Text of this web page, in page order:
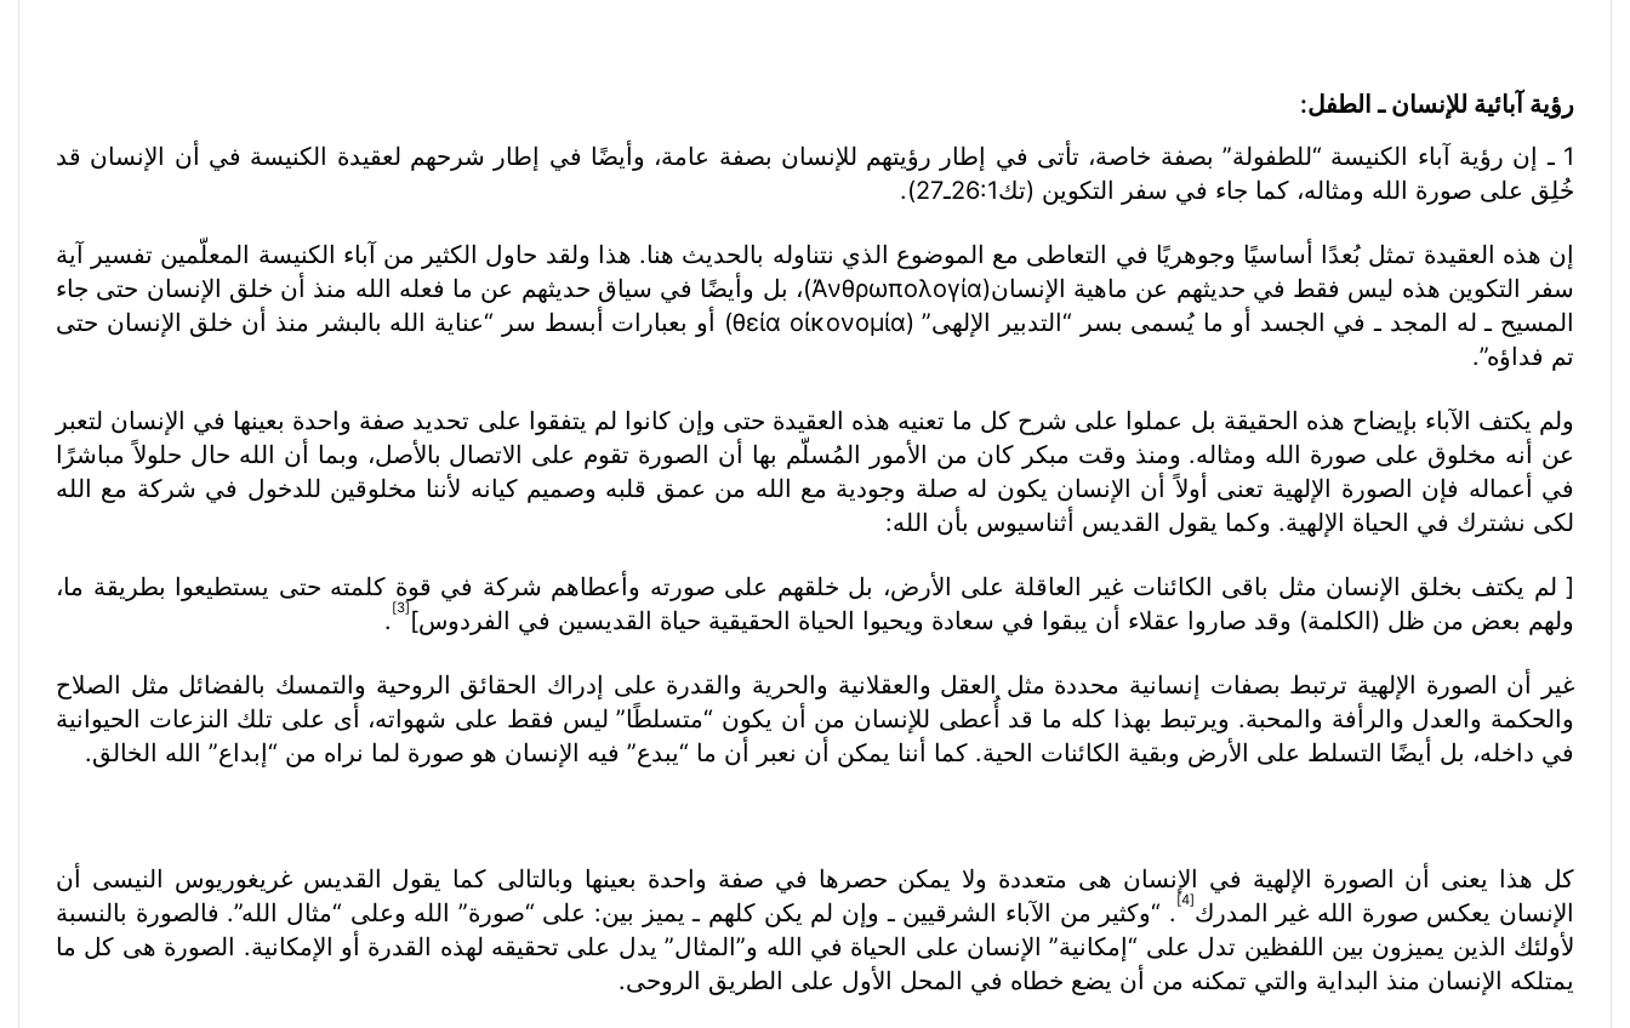
رؤية آبائية للإنسان ـ الطفل:
1 ـ إن رؤية آباء الكنيسة “للطفولة” بصفة خاصة، تأتى في إطار رؤيتهم للإنسان بصفة عامة، وأيضًا في إطار شرحهم لعقيدة الكنيسة في أن الإنسان قد
خُلِق على صورة الله ومثاله، كما جاء في سفر التكوين (تك26:1ـ27).
إن هذه العقيدة تمثل بُعدًا أساسيًا وجوهريًا في التعاطى مع الموضوع الذي نتناوله بالحديث هنا. هذا ولقد حاول الكثير من آباء الكنيسة المعلّمين تفسير آية
سفر التكوين هذه ليس فقط في حديثهم عن ماهية الإنسان(Ἀνθρωπολογία)، بل وأيضًا في سياق حديثهم عن ما فعله الله منذ أن خلق الإنسان حتى جاء
المسيح ـ له المجد ـ في الجسد أو ما يُسمى بسر “التدبير الإلهى” (θεία οἰκονομία) أو بعبارات أبسط سر “عناية الله بالبشر منذ أن خلق الإنسان حتى
تم فداؤه”.
ولم يكتف الآباء بإيضاح هذه الحقيقة بل عملوا على شرح كل ما تعنيه هذه العقيدة حتى وإن كانوا لم يتفقوا على تحديد صفة واحدة بعينها في الإنسان لتعبر
عن أنه مخلوق على صورة الله ومثاله. ومنذ وقت مبكر كان من الأمور المُسلّم بها أن الصورة تقوم على الاتصال بالأصل، وبما أن الله حال حلولاً مباشرًا
في أعماله فإن الصورة الإلهية تعنى أولاً أن الإنسان يكون له صلة وجودية مع الله من عمق قلبه وصميم كيانه لأننا مخلوقين للدخول في شركة مع الله
لكى نشترك في الحياة الإلهية. وكما يقول القديس أثناسيوس بأن الله:
[ لم يكتف بخلق الإنسان مثل باقى الكائنات غير العاقلة على الأرض، بل خلقهم على صورته وأعطاهم شركة في قوة كلمته حتى يستطيعوا بطريقة ما،
ولهم بعض من ظل (الكلمة) وقد صاروا عقلاء أن يبقوا في سعادة ويحيوا الحياة الحقيقية حياة القديسين في الفردوس] [3]
.
غير أن الصورة الإلهية ترتبط بصفات إنسانية محددة مثل العقل والعقلانية والحرية والقدرة على إدراك الحقائق الروحية والتمسك بالفضائل مثل الصلاح
والحكمة والعدل والرأفة والمحبة. ويرتبط بهذا كله ما قد أُعطى للإنسان من أن يكون “متسلطًا” ليس فقط على شهواته، أى على تلك النزعات الحيوانية
في داخله، بل أيضًا التسلط على الأرض وبقية الكائنات الحية. كما أننا يمكن أن نعبر أن ما “يبدع” فيه الإنسان هو صورة لما نراه من “إبداع” الله الخالق.
كل هذا يعنى أن الصورة الإلهية في الإنسان هى متعددة ولا يمكن حصرها في صفة واحدة بعينها وبالتالى كما يقول القديس غريغوريوس النيسى أن
الإنسان يعكس صورة الله غير المدرك[4]
. “وكثير من الآباء الشرقيين ـ وإن لم يكن كلهم ـ يميز بين: على “صورة” الله وعلى “مثال الله”. فالصورة بالنسبة
لأولئك الذين يميزون بين اللفظين تدل على “إمكانية” الإنسان على الحياة في الله و”المثال” يدل على تحقيقه لهذه القدرة أو الإمكانية. الصورة هى كل ما
يمتلكه الإنسان منذ البداية والتي تمكنه من أن يضع خطاه في المحل الأول على الطريق الروحى.